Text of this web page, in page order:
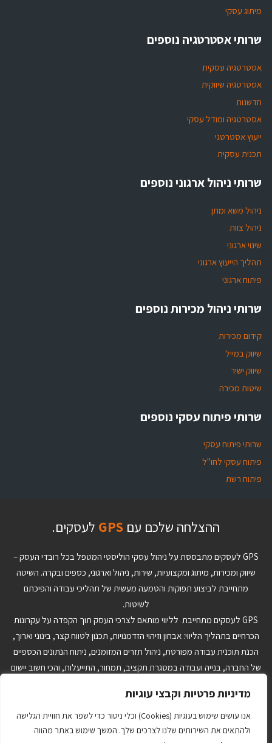
מדיניות פרטיות וקבצי עוגיות
אנו עושים שימוש בעוגיות (Cookies) וכלי ניטור כדי לשפר את חוויית הגלישה
ולהתאים את השירותים שלנו לצרכים שלך. המשך שימוש באתר מהווה
מיתוג עסקי
שרותי אסטרטגיה נוספים
אסטרטגיה עסקית
אסטרטגיה שיווקית
חדשנות
אסטרטגיה ומודל עסקי
ייעוץ אסטרטגי
תכנית עסקית
שרותי ניהול ארגוני נוספים
ניהול משא ומתן
ניהול צוות
שינוי ארגוני
תהליך הייעוץ ארגוני
פיתוח ארגוני
שרותי ניהול מכירות נוספים
קידום מכירות
שיווק במייל
שיווק ישיר
שיטות מכירה
שרותי פיתוח עסקי נוספים
שרותי פיתוח עסקי
פיתוח עסקי לחו"ל
פיתוח רשת
ההצלחה שלכם עם GPS לעסקים.
GPS לעסקים מתבססת על ניהול עסקי הוליסטי המטפל בכל רובדי העסק –
שיווק ומכירות, מיתוג ומקצועיות, שירות, ניהול וארגוני, כספים ובקרה. השיטה
מתחייבת לביצוע תפוקות והטמעה מעשית של תהליכי עבודה והפיכתם
לשיטות.
GPS לעסקים מתחייבת לליווי מותאם לצרכי העסק תוך הקפדה על עקרונות
הכרחיים בתהליך הליווי: אבחון וזיהוי הזדמנויות, תכנון לטווח קצר, בינוני וארוך,
הכנת תוכנית עבודה מפורטת, ניהול תזרים המזומנים, ניתוח הנתונים הכספיים
של החברה, בנייה ועבודה במסגרת תקציב, תמחור, התייעלות, והכי חשוב יישום
עבורך כלי ניהול מותאמים אישית שיאפשרו לך לנהל את העסק בצורה טובה
יותר בתהליכי היום יום ויתרה מזו יתנו לך יכולת לקבל החלטות אסטרטגיות על
סמך נתונים ועובדות ולא על בסיס תחושות בטן.